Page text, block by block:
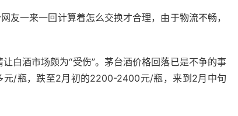
友一来一回计算着怎么交换才合理，由于物流不畅，
白酒市场颇为“受伤”。茅台酒价格回落已是不争的事
/瓶，跌至2月初的2200-2400元/瓶，来到2月中旬